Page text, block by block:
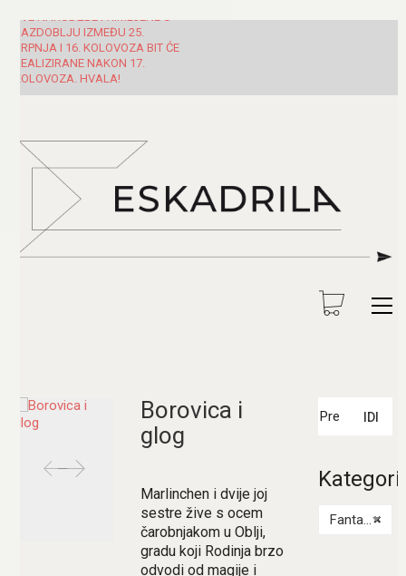
SVE NARUDŽBE PRIMLJENE U
RAZDOBLJU IZMEĐU 25.
SRPNJA I 16. KOLOVOZA BIT ĆE
REALIZIRANE NAKON 17.
KOLOVOZA. HVALA!
Borovica i
glog
Marlinchen i dvije joj
sestre žive s ocem
čarobnjakom u Oblji,
gradu koji Rodinja brzo
odvodi od magije i
IDI
×
Fantastika